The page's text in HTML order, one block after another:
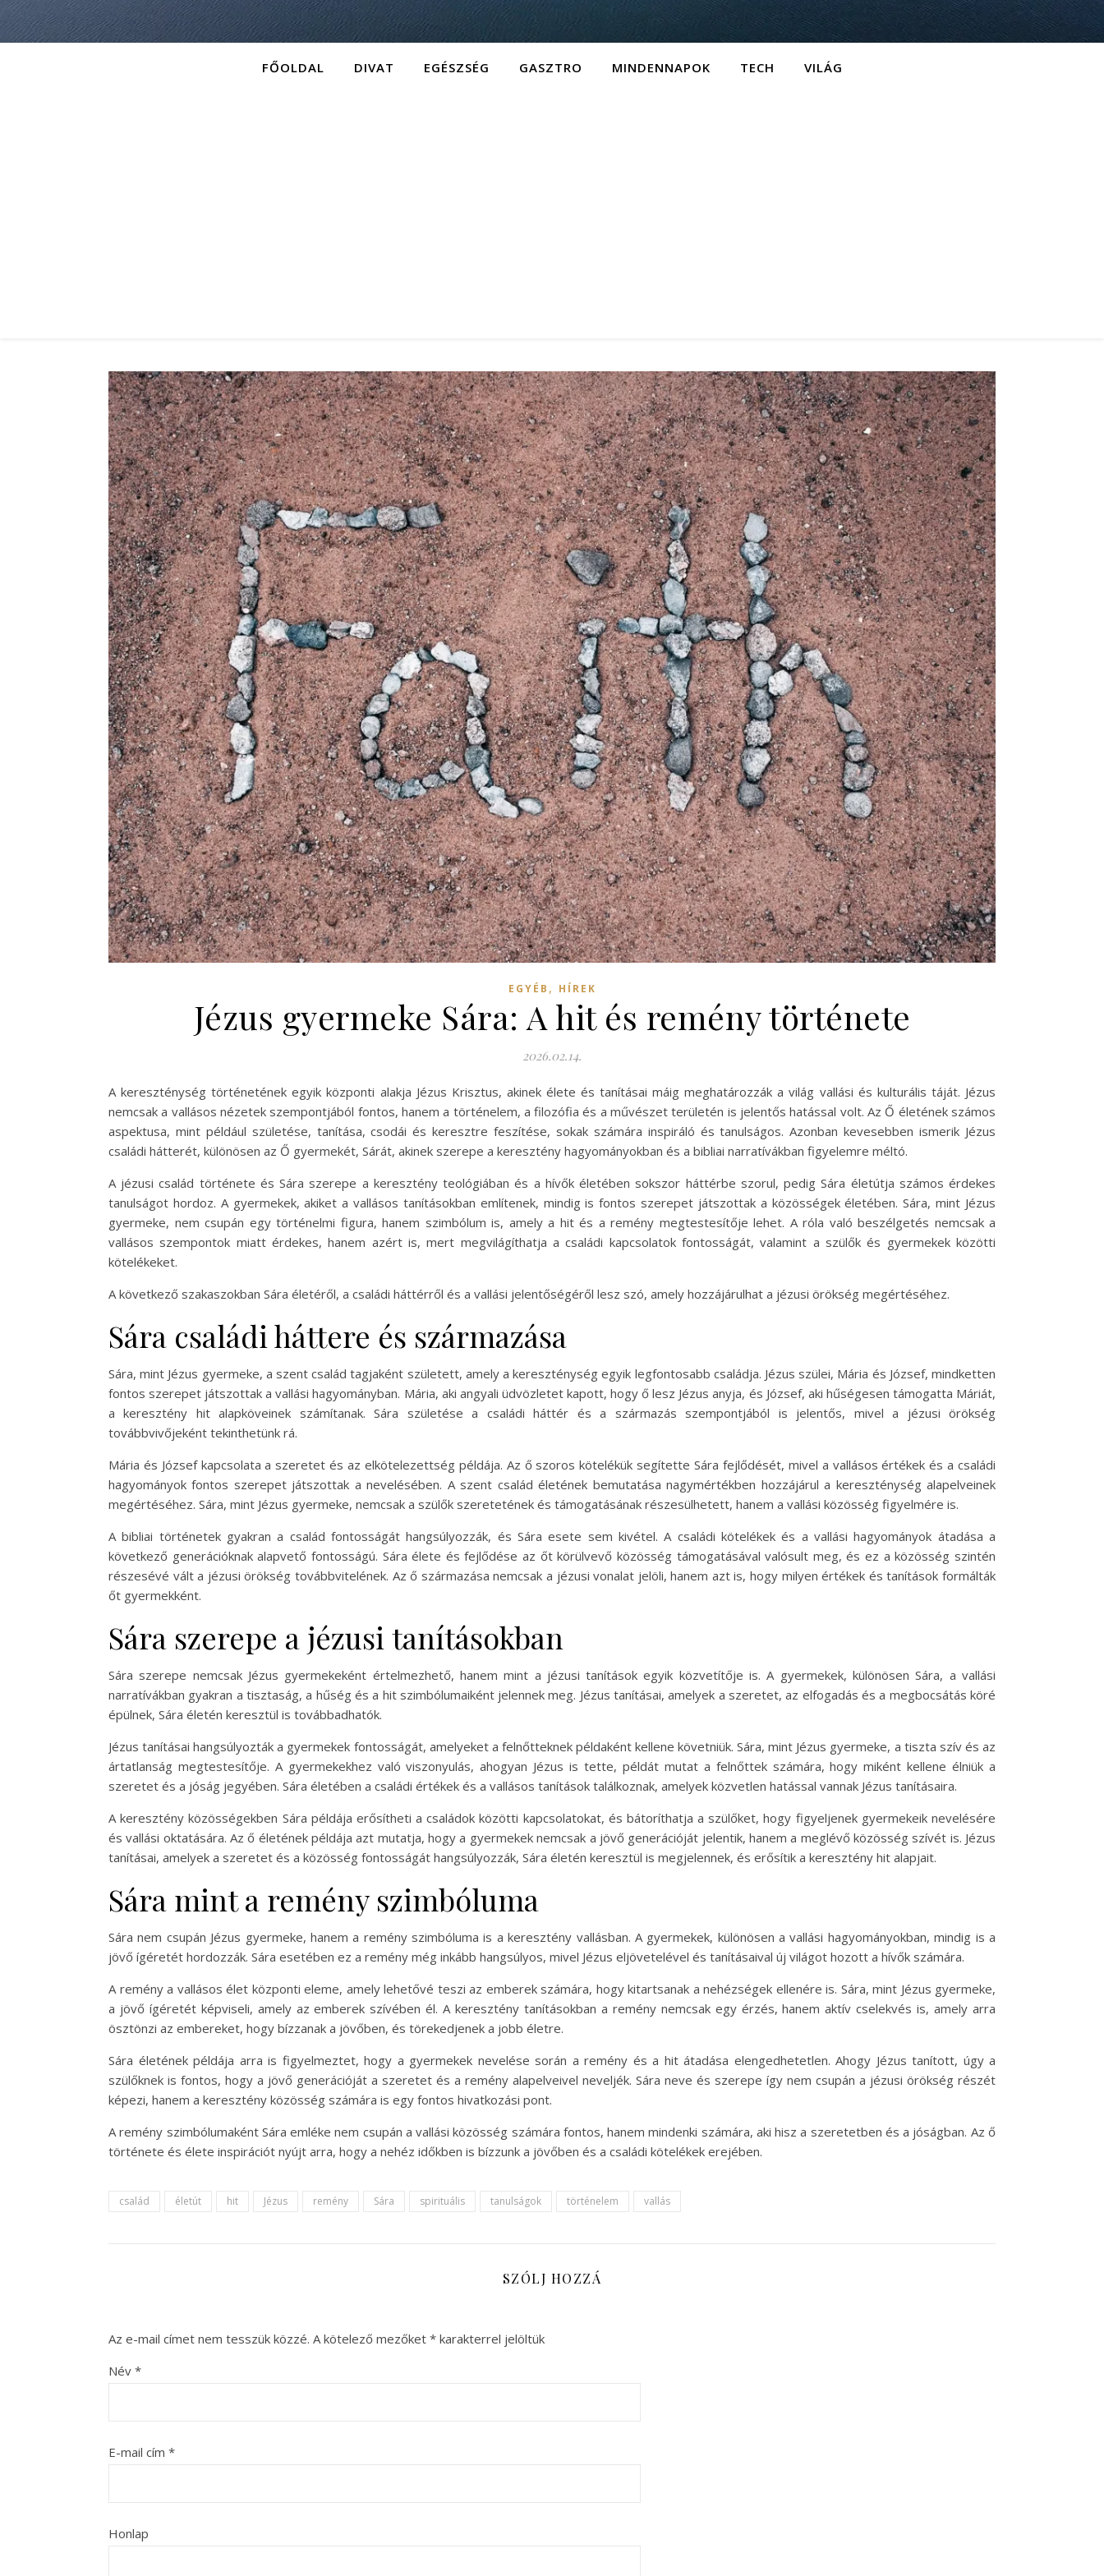
FŐOLDAL DIVAT EGÉSZSÉG GASZTRO MINDENNAPOK TECH VILÁG
EGYÉB , HÍREK
Jézus gyermeke Sára: A hit és remény története
2026.02.14.
A kereszténység történetének egyik központi alakja Jézus Krisztus, akinek élete és tanításai máig meghatározzák a világ vallási és kulturális táját. Jézus
nemcsak a vallásos nézetek szempontjából fontos, hanem a történelem, a filozófia és a művészet területén is jelentős hatással volt. Az Ő életének számos
aspektusa, mint például születése, tanítása, csodái és keresztre feszítése, sokak számára inspiráló és tanulságos. Azonban kevesebben ismerik Jézus
családi hátterét, különösen az Ő gyermekét, Sárát, akinek szerepe a keresztény hagyományokban és a bibliai narratívákban figyelemre méltó.
A jézusi család története és Sára szerepe a keresztény teológiában és a hívők életében sokszor háttérbe szorul, pedig Sára életútja számos érdekes
tanulságot hordoz. A gyermekek, akiket a vallásos tanításokban említenek, mindig is fontos szerepet játszottak a közösségek életében. Sára, mint Jézus
gyermeke, nem csupán egy történelmi figura, hanem szimbólum is, amely a hit és a remény megtestesítője lehet. A róla való beszélgetés nemcsak a
vallásos szempontok miatt érdekes, hanem azért is, mert megvilágíthatja a családi kapcsolatok fontosságát, valamint a szülők és gyermekek közötti
kötelékeket.
A következő szakaszokban Sára életéről, a családi háttérről és a vallási jelentőségéről lesz szó, amely hozzájárulhat a jézusi örökség megértéséhez.
Sára családi háttere és származása
Sára, mint Jézus gyermeke, a szent család tagjaként született, amely a kereszténység egyik legfontosabb családja. Jézus szülei, Mária és József, mindketten
fontos szerepet játszottak a vallási hagyományban. Mária, aki angyali üdvözletet kapott, hogy ő lesz Jézus anyja, és József, aki hűségesen támogatta Máriát,
a keresztény hit alapköveinek számítanak. Sára születése a családi háttér és a származás szempontjából is jelentős, mivel a jézusi örökség
továbbvivőjeként tekinthetünk rá.
Mária és József kapcsolata a szeretet és az elkötelezettség példája. Az ő szoros kötelékük segítette Sára fejlődését, mivel a vallásos értékek és a családi
hagyományok fontos szerepet játszottak a nevelésében. A szent család életének bemutatása nagymértékben hozzájárul a kereszténység alapelveinek
megértéséhez. Sára, mint Jézus gyermeke, nemcsak a szülők szeretetének és támogatásának részesülhetett, hanem a vallási közösség figyelmére is.
A bibliai történetek gyakran a család fontosságát hangsúlyozzák, és Sára esete sem kivétel. A családi kötelékek és a vallási hagyományok átadása a
következő generációknak alapvető fontosságú. Sára élete és fejlődése az őt körülvevő közösség támogatásával valósult meg, és ez a közösség szintén
részesévé vált a jézusi örökség továbbvitelének. Az ő származása nemcsak a jézusi vonalat jelöli, hanem azt is, hogy milyen értékek és tanítások formálták
őt gyermekként.
Sára szerepe a jézusi tanításokban
Sára szerepe nemcsak Jézus gyermekeként értelmezhető, hanem mint a jézusi tanítások egyik közvetítője is. A gyermekek, különösen Sára, a vallási
narratívákban gyakran a tisztaság, a hűség és a hit szimbólumaiként jelennek meg. Jézus tanításai, amelyek a szeretet, az elfogadás és a megbocsátás köré
épülnek, Sára életén keresztül is továbbadhatók.
Jézus tanításai hangsúlyozták a gyermekek fontosságát, amelyeket a felnőtteknek példaként kellene követniük. Sára, mint Jézus gyermeke, a tiszta szív és az
ártatlanság megtestesítője. A gyermekekhez való viszonyulás, ahogyan Jézus is tette, példát mutat a felnőttek számára, hogy miként kellene élniük a
szeretet és a jóság jegyében. Sára életében a családi értékek és a vallásos tanítások találkoznak, amelyek közvetlen hatással vannak Jézus tanításaira.
A keresztény közösségekben Sára példája erősítheti a családok közötti kapcsolatokat, és bátoríthatja a szülőket, hogy figyeljenek gyermekeik nevelésére
és vallási oktatására. Az ő életének példája azt mutatja, hogy a gyermekek nemcsak a jövő generációját jelentik, hanem a meglévő közösség szívét is. Jézus
tanításai, amelyek a szeretet és a közösség fontosságát hangsúlyozzák, Sára életén keresztül is megjelennek, és erősítik a keresztény hit alapjait.
Sára mint a remény szimbóluma
Sára nem csupán Jézus gyermeke, hanem a remény szimbóluma is a keresztény vallásban. A gyermekek, különösen a vallási hagyományokban, mindig is a
jövő ígéretét hordozzák. Sára esetében ez a remény még inkább hangsúlyos, mivel Jézus eljövetelével és tanításaival új világot hozott a hívők számára.
A remény a vallásos élet központi eleme, amely lehetővé teszi az emberek számára, hogy kitartsanak a nehézségek ellenére is. Sára, mint Jézus gyermeke,
a jövő ígéretét képviseli, amely az emberek szívében él. A keresztény tanításokban a remény nemcsak egy érzés, hanem aktív cselekvés is, amely arra
ösztönzi az embereket, hogy bízzanak a jövőben, és törekedjenek a jobb életre.
Sára életének példája arra is figyelmeztet, hogy a gyermekek nevelése során a remény és a hit átadása elengedhetetlen. Ahogy Jézus tanított, úgy a
szülőknek is fontos, hogy a jövő generációját a szeretet és a remény alapelveivel neveljék. Sára neve és szerepe így nem csupán a jézusi örökség részét
képezi, hanem a keresztény közösség számára is egy fontos hivatkozási pont.
A remény szimbólumaként Sára emléke nem csupán a vallási közösség számára fontos, hanem mindenki számára, aki hisz a szeretetben és a jóságban. Az ő
története és élete inspirációt nyújt arra, hogy a nehéz időkben is bízzunk a jövőben és a családi kötelékek erejében.
család életút hit Jézus remény Sára spirituális tanulságok történelem vallás
SZÓLJ HOZZÁ
Az e-mail címet nem tesszük közzé. A kötelező mezőket * karakterrel jelöltük
Név *
E-mail cím *
Honlap